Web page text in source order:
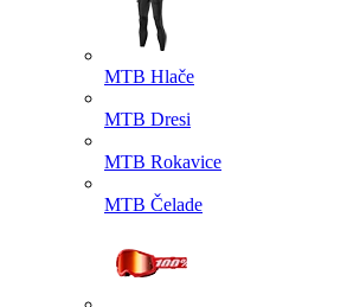
MTB Hlače
MTB Dresi
MTB Rokavice
MTB Čelade